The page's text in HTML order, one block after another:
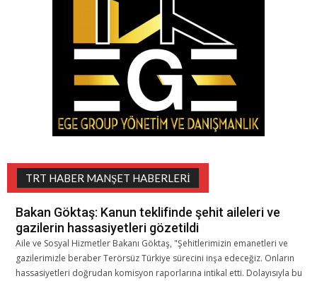
TRT HABER MANŞET HABERLERI
Bakan Göktaş: Kanun teklifinde şehit aileleri ve
gazilerin hassasiyetleri gözetildi
Aile ve Sosyal Hizmetler Bakanı Göktaş, "Şehitlerimizin emanetleri ve
gazilerimizle beraber Terörsüz Türkiye sürecini inşa edeceğiz. Onların
hassasiyetleri doğrudan komisyon raporlarına intikal etti. Dolayısıyla bu